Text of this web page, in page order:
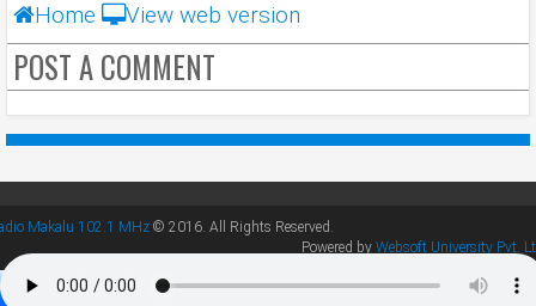
Home View web version
POST A COMMENT
Makalu 102.1 MHz © 2016. All Rights Reserved.
Powered by Websoft University Pvt.